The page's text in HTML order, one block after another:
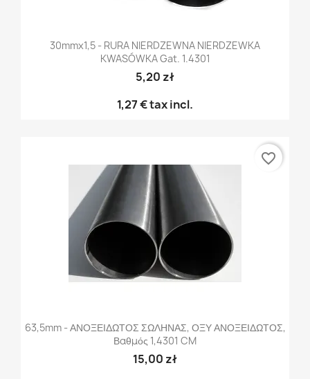
30mmx1,5 - RURA NIERDZEWNA NIERDZEWKA
KWASÓWKA Gat. 1.4301
5,20 zł
1,27 €tax incl.
63,5mm - ΑΝΟΞΕΙΔΩΤΟΣ ΣΩΛΗΝΑΣ, ΟΞΥ ΑΝΟΞΕΙΔΩΤΟΣ,
Βαθμός 1,4301 CM
15,00 zł
favorite_border